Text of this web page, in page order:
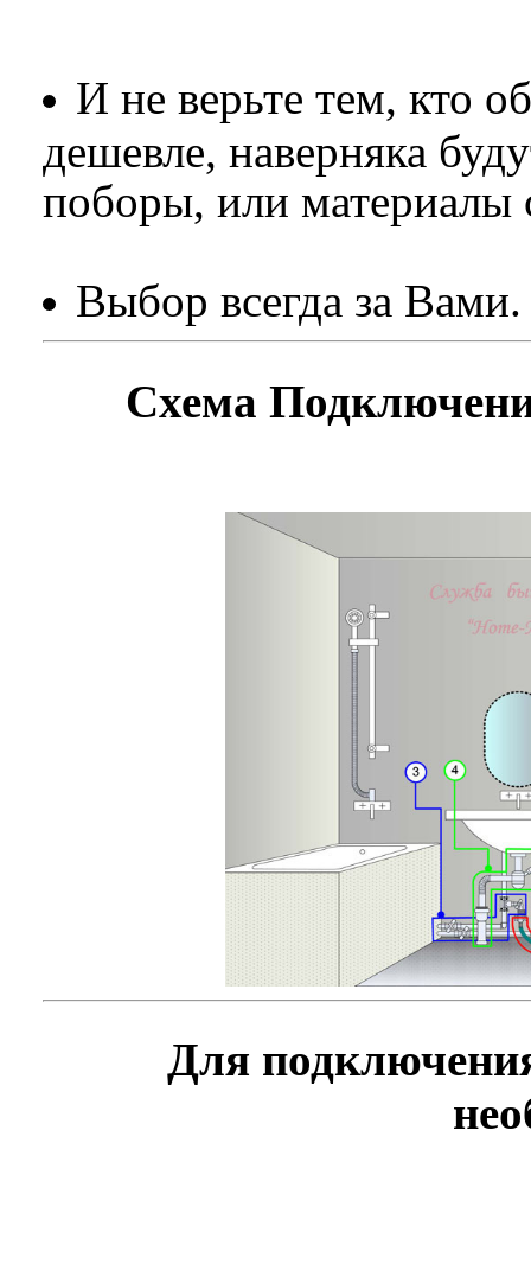
И не верьте тем, кто
дешевле, наверняка
поборы, или материалы
Выбор всегда за Вами.
Схема
Для